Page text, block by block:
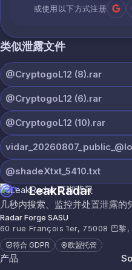
或使用以下方式注册
类似泄露文件
@CryptogoL12 (8).rar
@CryptogoL12 (6).rar
@CryptogoL12 (10).rar
@shadeXtxt_5410.txt
LeakRadar
几秒内搜索、监控并处置泄露的
Radar Forge SASU
60 rue François 1er, 75008 巴黎,
符合 GDPR 欧盟托管
产品